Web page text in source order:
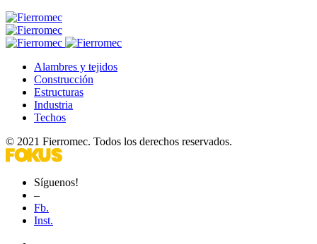
Alambres y tejidos
Construcción
Estructuras
Industria
Techos
© 2021 Fierromec. Todos los derechos reservados.
Síguenos!
–
Fb.
Inst.